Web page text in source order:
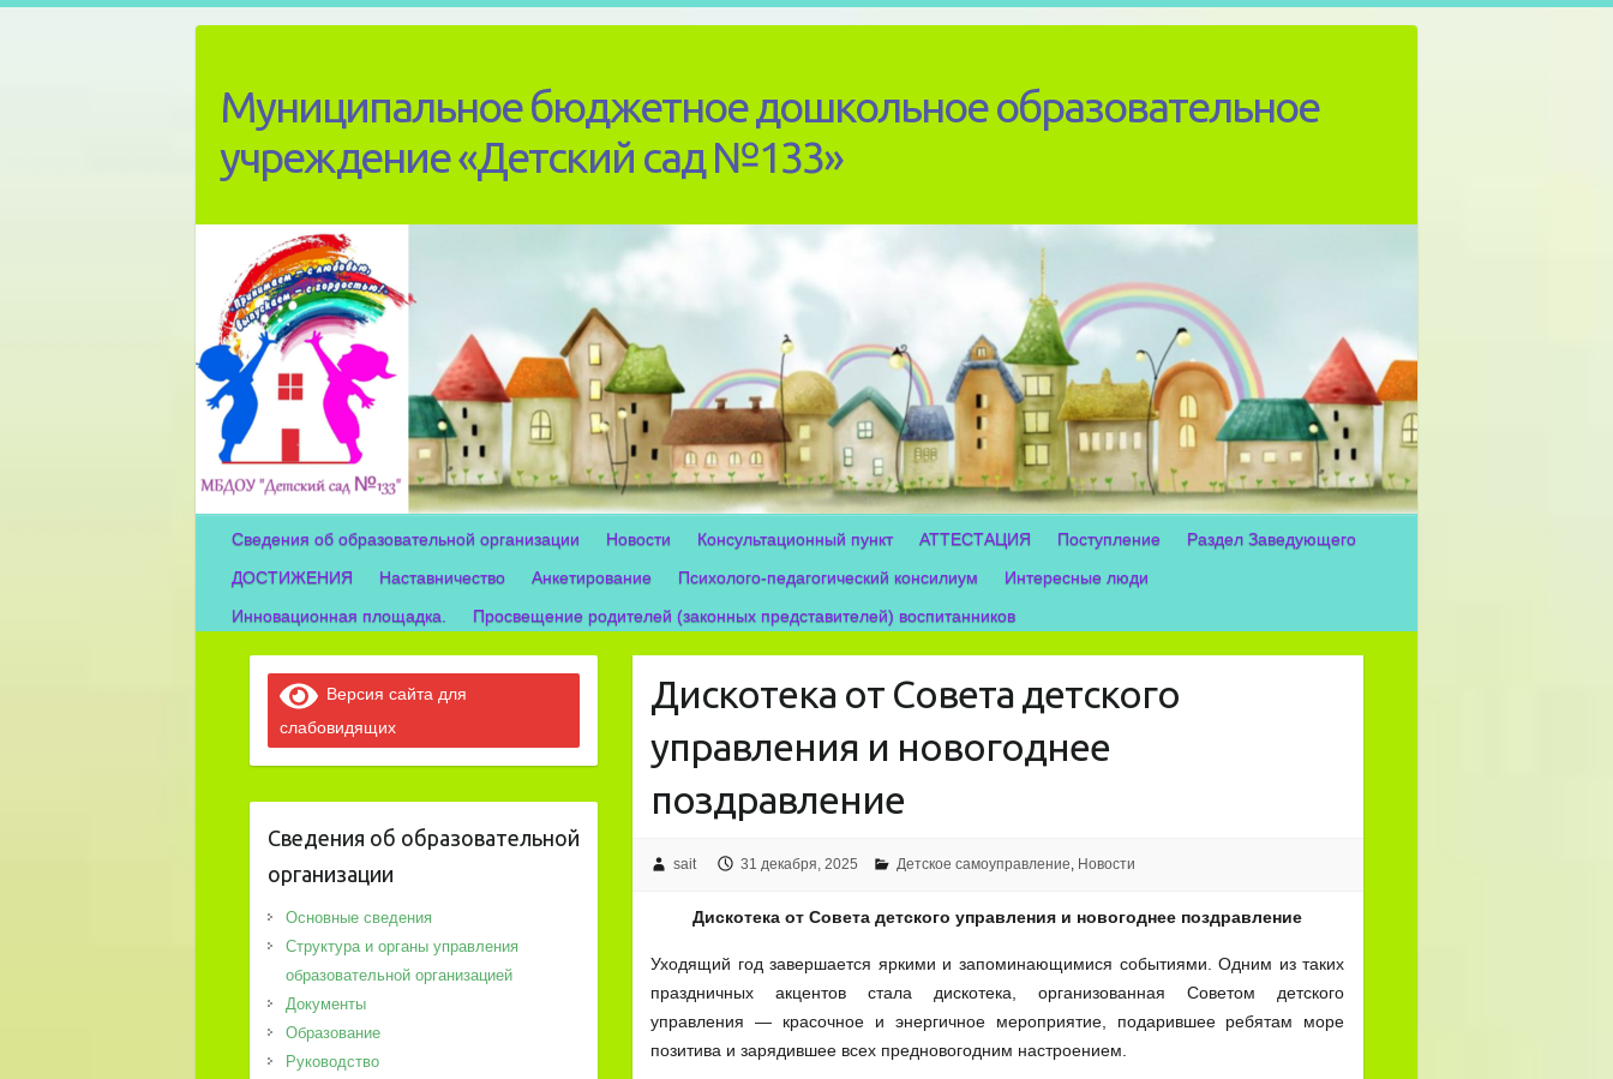
Муниципальное бюджетное дошкольное образовательное
учреждение «Детский сад №133»
Сведения об образовательной организации Новости Консультационный пункт АТТЕСТАЦИЯ Поступление
Раздел Заведующего
ДОСТИЖЕНИЯ
Наставничество Анкетирование Психолого-педагогический консилиум
Интересные люди
Инновационная площадка.
Просвещение родителей (законных представителей) воспитанников
Дискотека от Совета детского
управления и новогоднее
поздравление
sait 31 декабря, 2025 Детское самоуправление Новости
Дискотека от Совета детского управления и новогоднее поздравление
Уходящий год завершается яркими и запоминающимися событиями. Одним из таких
праздничных акцентов стала дискотека, организованная Советом детского
управления — красочное и энергичное мероприятие, подарившее ребятам море
позитива и зарядившее всех предновогодним настроением.
Версия сайта для
слабовидящих
Сведения об образовательной
организации
Основные сведения
Структура и органы управления
образовательной организацией
Документы
Образование
Руководство